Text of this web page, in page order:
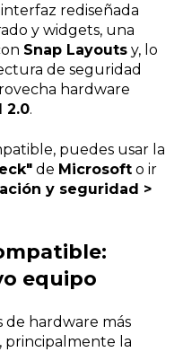
rediseñada
y widgets, una
Snap Layouts y, lo
de seguridad
hardware
2.0.
puedes usar la
de Microsoft o ir
y seguridad >
equipo
de hardware más
principalmente la